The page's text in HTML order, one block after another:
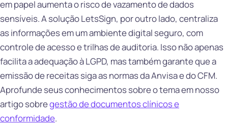
em papel aumenta o risco de vazamento de dados
sensíveis. A solução LetsSign, por outro lado, centraliza
as informações em um ambiente digital seguro, com
controle de acesso e trilhas de auditoria. Isso não apenas
facilita a adequação à LGPD, mas também garante que a
emissão de receitas siga as normas da Anvisa e do CFM.
Aprofunde seus conhecimentos sobre o tema em nosso
artigo sobregestão de documentos clínicos e
conformidade.